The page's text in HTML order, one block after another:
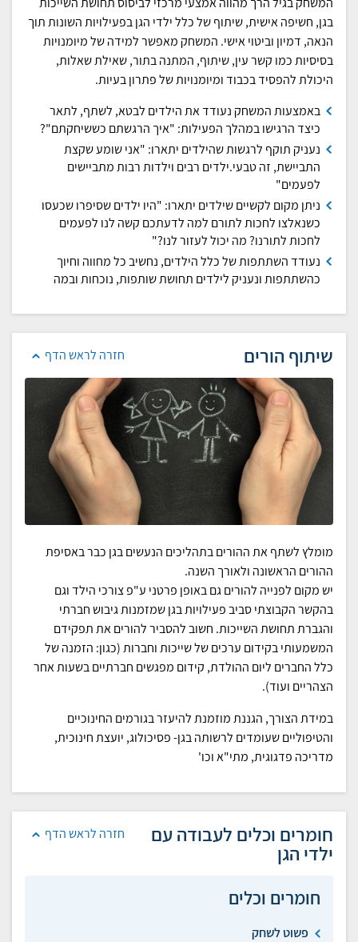
בגן, חשיפה אישית, שיתוף של כלל ילדי הגן בפעילויות השונות תוך
הנאה, דמיון וביטוי אישי. המשחק מאפשר למידה של מיומנויות
בסיסיות כמו קשר עין, שיתוף, המתנה בתור, שאילת שאלות,
היכולת להפסיד בכבוד ומיומנויות של פתרון בעיות.
באמצעות המשחק נעודד את הילדים לבטא, לשתף, לתאר
כיצד הרגישו במהלך הפעילות: "איך הרגשתם כששיחקתם"?
נעניק תוקף לרגשות שהילדים יתארו: "אני שומע שקצת
התביישת, זה טבעי.ילדים רבים וילדות רבות מתביישים
לפעמים"
ניתן מקום לקשיים שילדים יתארו: "היו ילדים שסיפרו שכעסו
כשנאלצו לחכות לתורם למה לדעתכם קשה לנו לפעמים
לחכות לתורנו? מה יכול לעזור לנו?"
נעודד השתתפות של כלל הילדים, נחשיב כל מחווה וחיוך
כהשתתפות ונעניק לילדים תחושת שותפות, נוכחות ובמה
חזרה לראש הדף שיתוף הורים
מומלץ לשתף את ההורים בתהליכים הנעשים בגן כבר באסיפת
ההורים הראשונה ולאורך השנה.
יש מקום לפנייה להורים גם באופן פרטני ע"פ צורכי הילד וגם
בהקשר הקבוצתי סביב פעילויות בגן שמזמנות גיבוש חברתי
והגברת תחושת השייכות. חשוב להסביר להורים את תפקידם
המשמעותי בקידום ערכים של שייכות וחברות (כגון: הזמנה של
כלל החברים ליום ההולדת, קידום מפגשים חברתיים בשעות אחר
הצהריים ועוד).
במידת הצורך, הגננת מוזמנת להיעזר בגורמים החינוכיים
והטיפוליים שעומדים לרשותה בגן- פסיכולוג, יועצת חינוכית,
מדריכה פדגוגית, מתי"א וכו'
חזרה לראש הדף חומרים וכלים לעבודה עם
ילדי הגן
חומרים וכלים
פשוט לשחק